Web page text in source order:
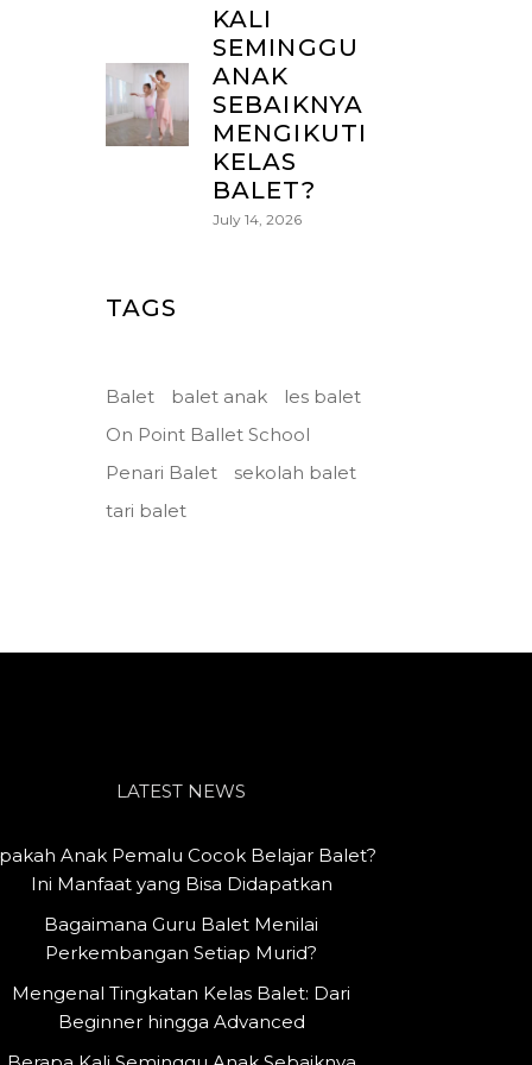
KALI
SEMINGGU
ANAK
SEBAIKNYA
MENGIKUTI
KELAS
BALET?
July 14, 2026
TAGS
Balet balet anak
les balet
On Point Ballet School
Penari Balet
sekolah balet
tari balet
LATEST NEWS
Anak Pemalu Cocok Belajar Balet?
Ini Manfaat yang Bisa Didapatkan
Bagaimana Guru Balet Menilai
Perkembangan Setiap Murid?
Mengenal Tingkatan Kelas Balet: Dari
Beginner hingga Advanced